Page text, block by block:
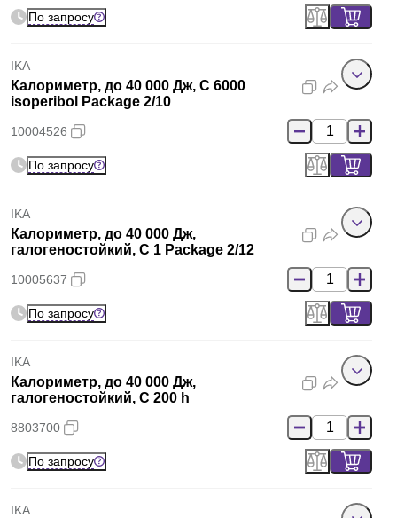
По запросу
IKA
Калориметр, до 40 000 Дж, C 6000
isoperibol Package 2/10
10004526
По запросу
IKA
Калориметр, до 40 000 Дж,
галогеностойкий, C 1 Package 2/12
10005637
По запросу
IKA
Калориметр, до 40 000 Дж,
галогеностойкий, C 200 h
8803700
По запросу
IKA